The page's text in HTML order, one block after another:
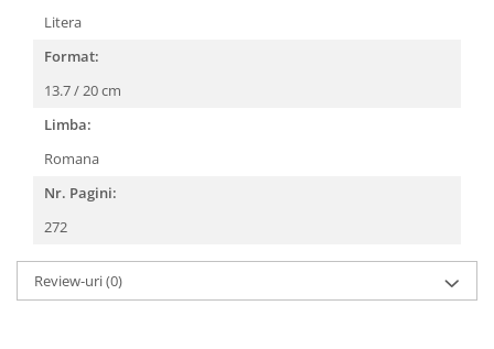
Litera
Format:
13.7 / 20 cm
Limba:
Romana
Nr. Pagini:
272
Review-uri(0)